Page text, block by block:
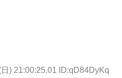
) 21:00:25.01 ID:qD84DyKq